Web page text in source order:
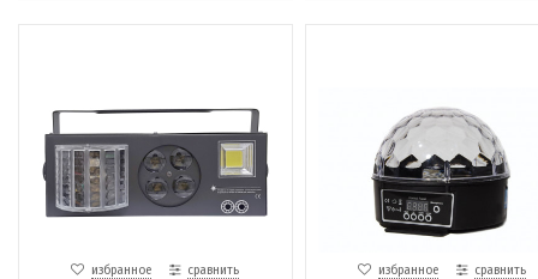
избранное сравнить избранное сравнить